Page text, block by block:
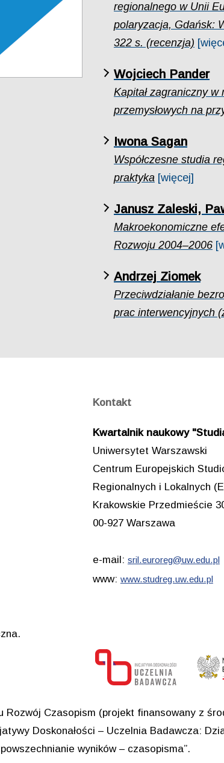
regionalnego w Unii
polaryzacja, Gdańsk:
322 s. (recenzja)
Wojciech Pander
Kapitał zagraniczny
przemysłowych na
Iwona Sagan
Współczesne studia
praktyka [więcej]
Janusz Zaleski,
Makroekonomiczne
Rozwoju 2004–2006
Andrzej Ziomek
Przeciwdziałanie
prac interwencyjnych
Kontakt
Kwartalnik naukowy
Uniwersytet Warszawski
Centrum Europejskich
Regionalnych i Lokalnych
Krakowskie Przedmieście
00-927 Warszawa
e-mail: sril.euroreg@uw.edu.pl
www: www.studreg.uw.edu.pl
Czasopism (projekt finansowany z
Doskonałości – Uczelnia Badawcza:
wyników – czasopisma”.